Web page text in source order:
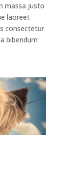
massa justo
laoreet
consectetur
bibendum